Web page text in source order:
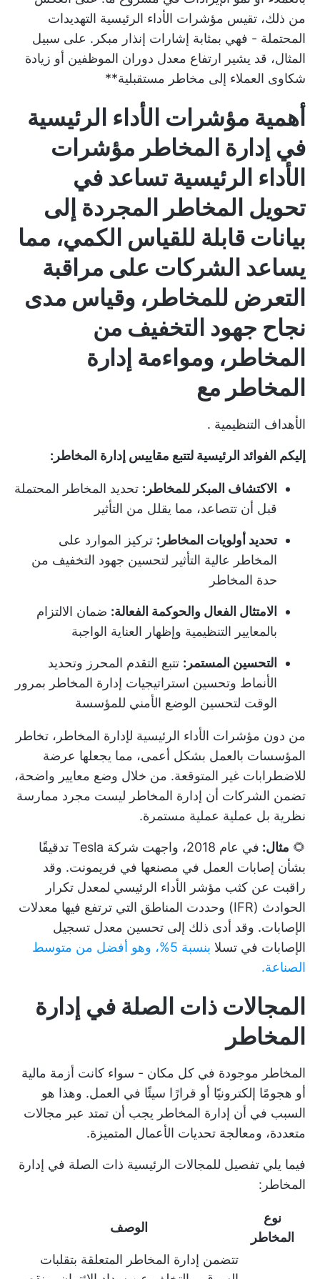
من ذلك، تقيس مؤشرات الأداء الرئيسية التهديدات
المحتملة - فهي بمثابة إشارات إنذار مبكر. على سبيل
المثال، قد يشير ارتفاع معدل دوران الموظفين أو زيادة
شكاوى العملاء إلى مخاطر مستقبلية**
أهمية مؤشرات الأداء الرئيسية
في إدارة المخاطر مؤشرات
الأداء الرئيسية تساعد في
تحويل المخاطر المجردة إلى
بيانات قابلة للقياس الكمي، مما
يساعد الشركات على مراقبة
التعرض للمخاطر، وقياس مدى
نجاح جهود التخفيف من
المخاطر، ومواءمة إدارة
المخاطر مع
الأهداف التنظيمية .
إليكم الفوائد الرئيسية لتتبع مقاييس إدارة المخاطر:
الاكتشاف المبكر للمخاطر: تحديد المخاطر المحتملة
قبل أن تتصاعد، مما يقلل من التأثير
تحديد أولويات المخاطر: تركيز الموارد على
المخاطر عالية التأثير لتحسين جهود التخفيف من
حدة المخاطر
الامتثال الفعال والحوكمة الفعالة: ضمان الالتزام
بالمعايير التنظيمية وإظهار العناية الواجبة
التحسين المستمر: تتبع التقدم المحرز وتحديد
الأنماط وتحسين استراتيجيات إدارة المخاطر بمرور
الوقت لتحسين الوضع الأمني للمؤسسة
من دون مؤشرات الأداء الرئيسية لإدارة المخاطر، تخاطر
المؤسسات بالعمل بشكل أعمى، مما يجعلها عرضة
للاضطرابات غير المتوقعة. من خلال وضع معايير واضحة،
تضمن الشركات أن إدارة المخاطر ليست مجرد ممارسة
نظرية بل عملية عملية مستمرة.
🌻 مثال:
في عام 2018، واجهت شركة Tesla تدقيقًا
بشأن إصابات العمل في مصنعها في فريمونت. وقد
راقبت عن كثب مؤشر الأداء الرئيسي لمعدل تكرار
الحوادث (IFR) وحددت المناطق التي ترتفع فيها معدلات
الإصابات. وقد أدى ذلك إلى تحسين معدل تسجيل
الإصابات في تسلا بنسبة 5
%، وهو أفضل من متوسط
الصناعة.
المجالات ذات الصلة في إدارة
المخاطر
المخاطر موجودة في كل مكان - سواء كانت أزمة مالية
أو هجومًا إلكترونيًا أو قرارًا سيئًا في العمل. وهذا هو
السبب في أن إدارة المخاطر يجب أن تمتد عبر مجالات
متعددة، ومعالجة تحديات الأعمال المتميزة.
فيما يلي تفصيل للمجالات الرئيسية ذات الصلة في إدارة
المخاطر:
نوع
المخاطر
الوصف
تتضمن إدارة المخاطر المتعلقة بتقلبات